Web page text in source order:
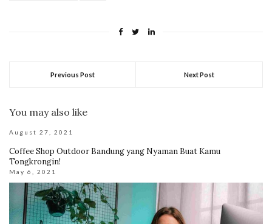
Previous Post Next Post
You may also like
August 27, 2021
Coffee Shop Outdoor Bandung yang Nyaman Buat Kamu
Tongkrongin!
May 6, 2021